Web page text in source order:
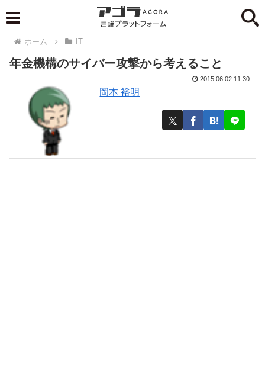
ホーム IT
年金機構のサイバー攻撃から考えること
岡本 裕明
2015.06.02 11:30